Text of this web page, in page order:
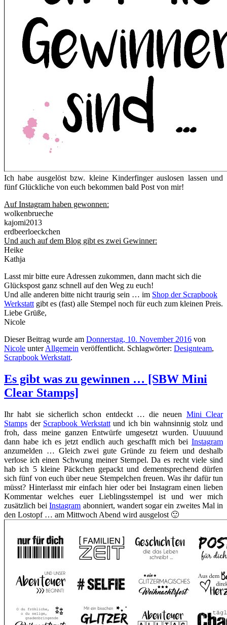
Ich habe ausgelöst bzw. kleine Kinderfinger auslosen lassen und
fünf Glückliche von euch bekommen bald Post von mir!
Auf Instagram haben gewonnen:
wolkenbrueche
kajomi2013
erdbeerloeckchen
Und auch auf dem Blog gibt es zwei Gewinner:
Heike
Kathja
Lasst mir bitte eure Adressen zukommen, dann macht sich die
Glückspost ganz schnell auf den Weg zu euch!
Und alle anderen bitte nicht traurig sein … im Shop der Scrapbook
Werkstattgibt es (fast) alle Stempel noch für euch zum kleinen Preis.
Liebe Grüße,
Nicole
Dieser Beitrag wurde am Donnerstag, 10. November 2016 von
Nicole unterAllgemein veröffentlicht. Schlagwörter: Designteam,
Scrapbook Werkstatt.
Es gibt was zu gewinnen … [SBW Mini
Clear Stamps]
Ihr habt sie sicherlich schon entdeckt … die neuen Mini Clear
Stamps der Scrapbook Werkstattund ich bin wahnsinnig stolz und
froh, dass meine ganzen Entwürfe umgesetzt wurden. Uuuuund
dann habe ich es jetzt endlich auch geschafft mich bei Instagram
anzumelden … Gleich zwei gute Gründe zu feiern und deshalb
verlose ich einen Schwung meiner Stempel. Da es recht viele sind
hab ich 5 kleine Päckchen gepackt und dementsprechend dürfen
sich fünf von euch über neue Stempelchen freuen. Was ihr dafür tun
müsst? Hinterlasst mir einfach hier oder bei Instagram einen lieben
Kommentar welches euer Lieblingsstempel ist und wer mich
zusätzlich beiInstagram abonniert, wandert sogar ein zweites Mal in
den Lostopf … am Mittwoch Abend wird ausgelost 🙂